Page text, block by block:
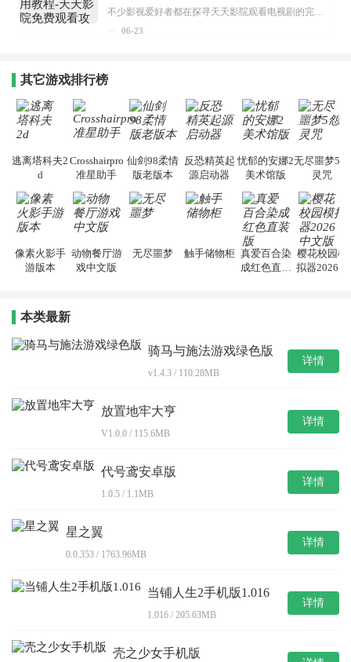
不少影视爱好者都在探寻天天影院观看电视剧的完整方法，结合最新平台使用规则，本篇新手入门攻略全面讲解观看渠道、检索流程、播放设置以及画面模式调整等实用内容。全文适配手机、电脑等主流设备，步骤简洁易懂，无论是初次使用的新手，还是想要优化观影体验的用户，都能参照内容快速上手，熟练掌握平台各项操作技巧，轻松畅享影视内容。...
06-23
其它游戏排行榜
逃离塔科夫2
d
Crosshairpro
准星助手
仙剑98柔情
版老版本
反恐精英起
源启动器
忧郁的安娜2
美术馆版
无尽噩梦5怨
灵咒
像素火影手
游版本
动物餐厅游
戏中文版
无尽噩梦 触手储物柜 真爱百合染
成红色直装
樱花校园模
拟器2026中
本类最新
骑马与施法游戏绿色版
v1.4.3 / 110.28MB
详情
放置地牢大亨
V1.0.0 / 115.6MB
详情
代号鸢安卓版
1.0.5 / 1.1MB
详情
星之翼
0.0.353 / 1763.96MB
详情
当铺人生2手机版1.016
1.016 / 205.63MB
详情
壳之少女手机版